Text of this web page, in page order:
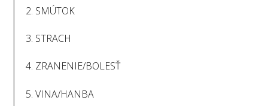
2. SMÚTOK
3. STRACH
4. ZRANENIE/BOLESŤ
5. VINA/HANBA